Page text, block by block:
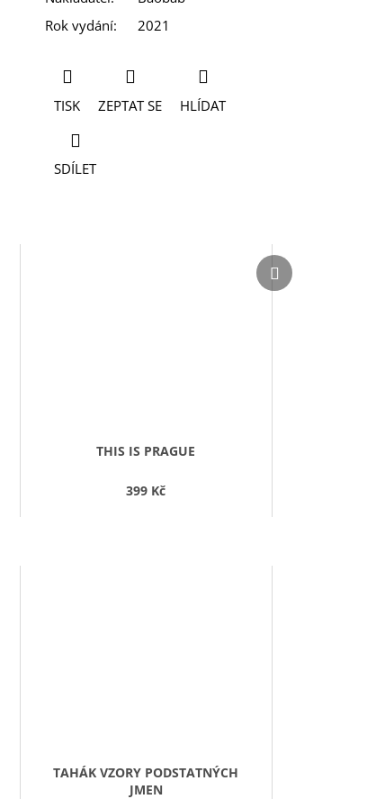
Rok vydání: 2021
TISK ZEPTAT SE HLÍDAT
SDÍLET
THIS IS PRAGUE
399 Kč
Další
produkt
TAHÁK VZORY PODSTATNÝCH
JMEN
Další
produkt